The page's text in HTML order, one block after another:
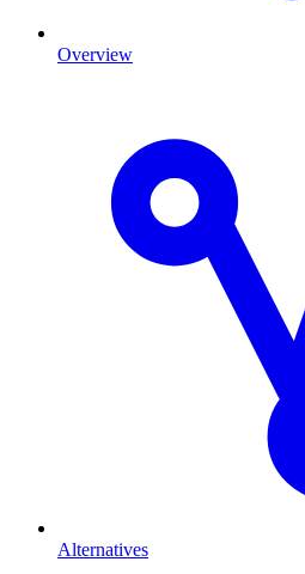
Overview
Alternatives